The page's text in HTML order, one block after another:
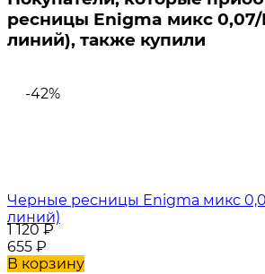
ресницы Enigma микс 0,07/
линий), также купили
-42%
Черные ресницы Enigma микс
линий)
1 120₽
655 ₽
В корзину